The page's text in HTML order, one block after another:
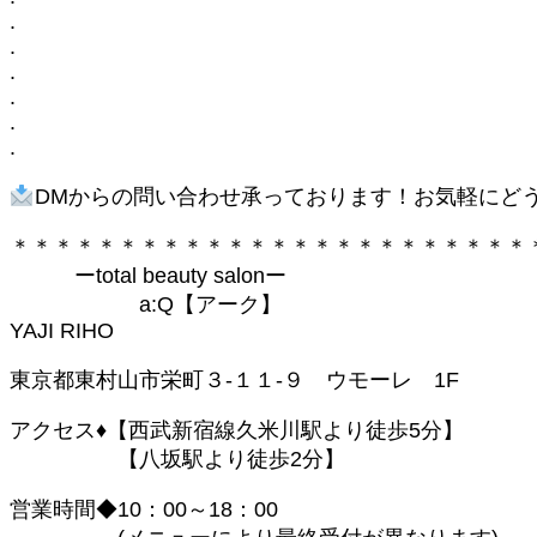
.
.
.
.
.
.
DMからの問い合わせ承っております！お気軽にど
＊＊＊＊＊＊＊＊＊＊＊＊＊＊＊＊＊＊＊＊＊＊＊＊
ーtotal beauty salonー
a:Q【アーク】
YAJI RIHO
東京都東村山市栄町３-１１-９ ウモーレ 1F
アクセス♦︎【西武新宿線久米川駅より徒歩5分】
【八坂駅より徒歩2分】
営業時間◆10：00～18：00